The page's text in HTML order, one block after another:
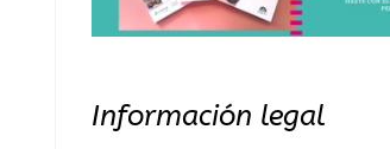
Información legal